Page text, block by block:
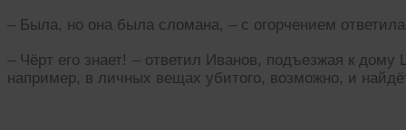
– Была, но она была сломана, – с огорчением
– Чёрт его знает! – ответил Иванов, подъезжая к
например, в личных вещах убитого, возможно, и